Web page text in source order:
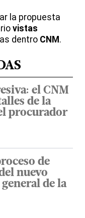
la propuesta
vistas
dentro CNM .
el CNM
de la
procurador
de
nuevo
de la